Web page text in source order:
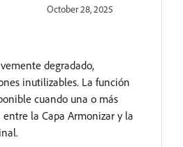
October 28, 2025
degradado,
inutilizables. La función
cuando una o más
entre la Capa Armonizar y la